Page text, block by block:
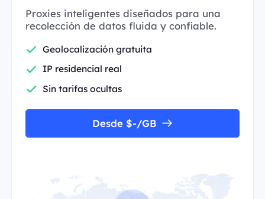
Proxies inteligentes diseñados para una
recolección de datos fluida y confiable.
Geolocalización gratuita
IP residencial real
Sin tarifas ocultas
Desde $-/GB